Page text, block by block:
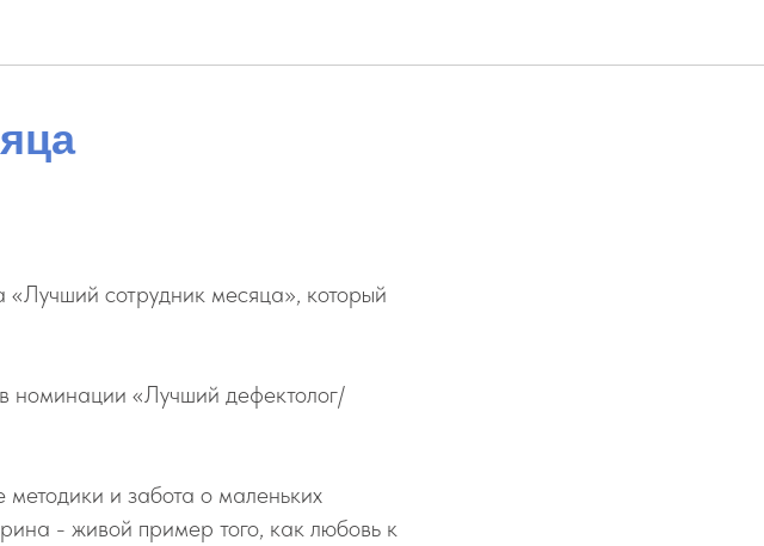
сотрудник месяца», который
номинации «Лучший дефектолог/
методики и забота о маленьких
- живой пример того, как любовь к